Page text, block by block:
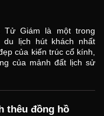
Tử Giám là một trong
du lịch hút khách nhất
của kiến trúc cổ kính,
của mảnh đất lịch sử
thêu đồng hồ